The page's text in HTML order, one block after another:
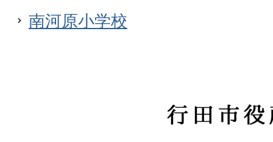
南河原小学校
行